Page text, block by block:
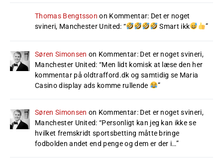
Thomas Bengtsson on Kommentar: Det er noget
svineri, Manchester United: “ Smart ikk ”
Søren Simonsen on Kommentar: Det er noget svineri,
Manchester United: “Men lidt komisk at læse den her
kommentar på oldtrafford.dk og samtidig se Maria
Casino display ads komme rullende
”
Søren Simonsen on Kommentar: Det er noget svineri,
Manchester United: “Personligt kan jeg kan ikke se
hvilket fremskridt sportsbetting måtte bringe
fodbolden andet end penge og dem er der i…”